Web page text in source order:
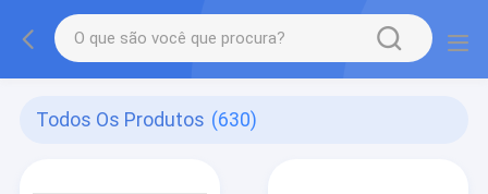
Todos Os Produtos (630)